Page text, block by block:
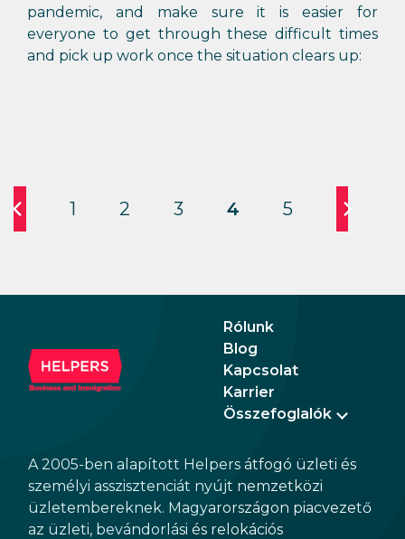
pandemic, and make sure it is easier for
everyone to get through these difficult times
and pick up work once the situation clears up:
1 2 3 4 5
Rólunk
Blog
Kapcsolat
Karrier
Összefoglalók
A 2005-ben alapított Helpers átfogó üzleti és
személyi asszisztenciát nyújt nemzetközi
üzletembereknek. Magyarországon piacvezető
az üzleti, bevándorlási és relokációs